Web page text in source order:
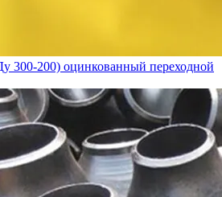
300-200) оцинкованный переходной